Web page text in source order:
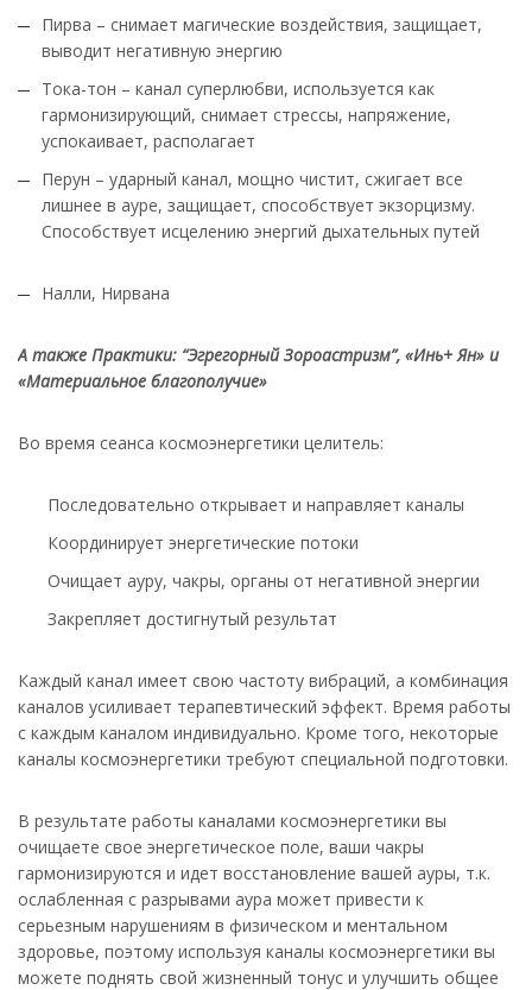
Пирва – снимает магические воздействия, защищает,
выводит негативную энергию
Тока-тон – канал суперлюбви, используется как
гармонизирующий, снимает стрессы, напряжение,
успокаивает, располагает
Перун – ударный канал, мощно чистит, сжигает все
лишнее в ауре, защищает, способствует экзорцизму.
Способствует исцелению энергий дыхательных путей
Налли, Нирвана
А также Практики: “Эгрегорный Зороастризм”, «Инь+ Ян» и
«Материальное благополучие»
Во время сеанса космоэнергетики целитель:
Последовательно открывает и направляет каналы
Координирует энергетические потоки
Очищает ауру, чакры, органы от негативной энергии
Закрепляет достигнутый результат
Каждый канал имеет свою частоту вибраций, а комбинация
каналов усиливает терапевтический эффект. Время работы
с каждым каналом индивидуально. Кроме того, некоторые
каналы космоэнергетики требуют специальной подготовки.
В результате работы каналами космоэнергетики вы
очищаете свое энергетическое поле, ваши чакры
гармонизируются и идет восстановление вашей ауры, т.к.
ослабленная с разрывами аура может привести к
серьезным нарушениям в физическом и ментальном
здоровье, поэтому используя каналы космоэнергетики вы
можете поднять свой жизненный тонус и улучшить общее